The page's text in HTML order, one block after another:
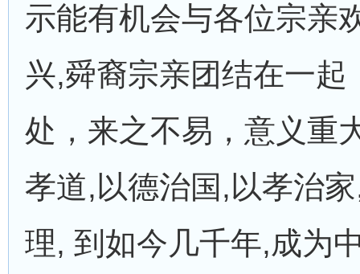
示能有机会与各位宗亲
兴,舜裔宗亲团结在一起
处，来之不易，意义重
孝道,以德治国,以孝治
理, 到如今几千年,成为